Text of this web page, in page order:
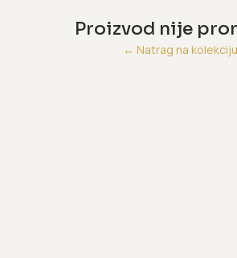
Proizvod nije
← Natrag na kolekciju